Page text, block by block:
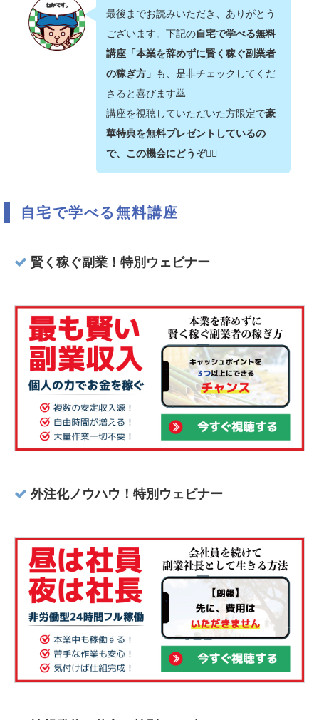
最後までお読みいただき、ありがとう
ございます。下記の自宅で学べる無料
講座「本業を辞めずに賢く稼ぐ副業者
の稼ぎ方」 も、是非チェックしてくだ
さると喜びます🙇‍
講座を視聴していただいた方限定で豪
華特典を無料プレゼントしているの
で、この機会にどうぞ💁‍♂️
自宅で学べる無料講座
賢く稼ぐ副業！特別ウェビナー
外注化ノウハウ！特別ウェビナー